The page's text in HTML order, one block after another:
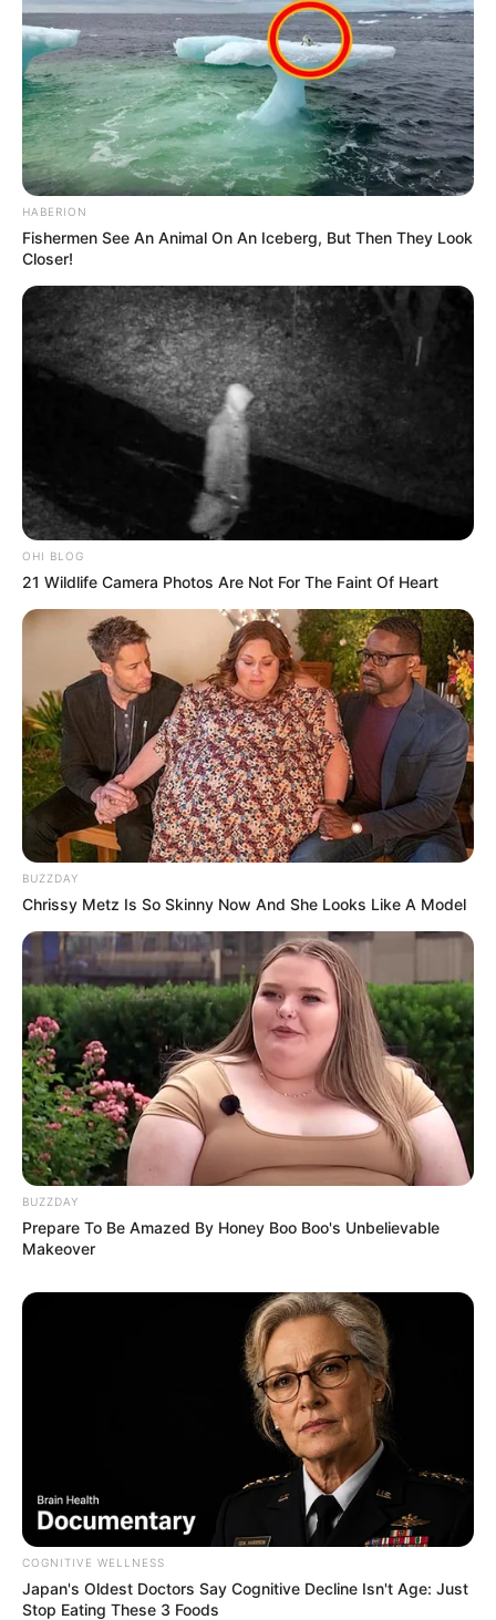
HABERION
Fishermen See An Animal On An Iceberg, But Then They Look
Closer!
OHI BLOG
21 Wildlife Camera Photos Are Not For The Faint Of Heart
BUZZDAY
Chrissy Metz Is So Skinny Now And She Looks Like A Model
BUZZDAY
Prepare To Be Amazed By Honey Boo Boo's Unbelievable
Makeover
COGNITIVE WELLNESS
Japan's Oldest Doctors Say Cognitive Decline Isn't Age: Just
Stop Eating These 3 Foods